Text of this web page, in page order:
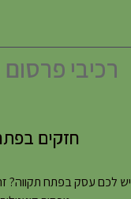
רכיבי פרסום
חזקים
יש לכם עסק בפתח תקווה?